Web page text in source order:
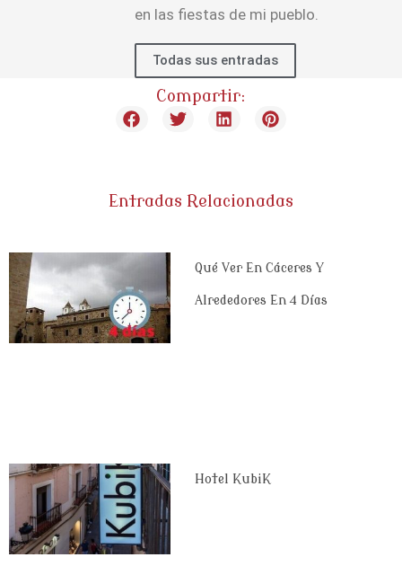
en las fiestas de mi pueblo.
Todas sus entradas
Compartir:
Entradas Relacionadas
Qué Ver En Cáceres Y
Alrededores En 4 Días
Hotel KubiK